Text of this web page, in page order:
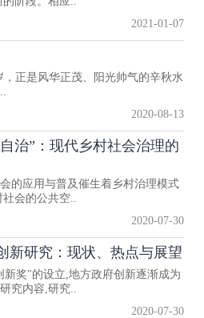
2021-01-07
正是风华正茂、阳光帅气的辛秋水
2020-08-13
治”：现代乡村社会治理的
的应用与普及催生着乡村治理模式
会的公共空..
2020-07-30
新研究：现状、热点与展望
奖"的设立,地方政府创新逐渐成为
究内容,研究..
2020-07-30